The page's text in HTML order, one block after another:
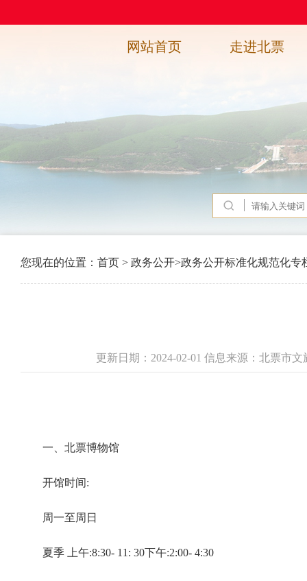
网站首页 走进北票
您现在的位置： 首页 > 政务公开>政务公开标准化规范化专
更新日期：2024-02-01 信息来源：北票市
一、北票博物馆
开馆时间:
周一至周日
夏季 上午:8:30- 11: 30下午:2:00- 4:30